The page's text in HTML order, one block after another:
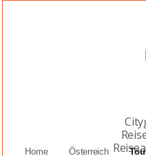
Home Österreich